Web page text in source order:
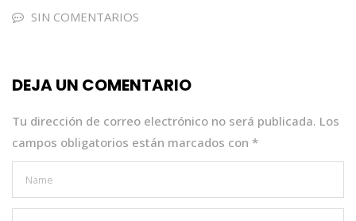
e
o
k
tets
p
e
SIN COMENTARIOS
DEJA UN COMENTARIO
Tu dirección de correo electrónico no será publicada. Los
campos obligatorios están marcados con *